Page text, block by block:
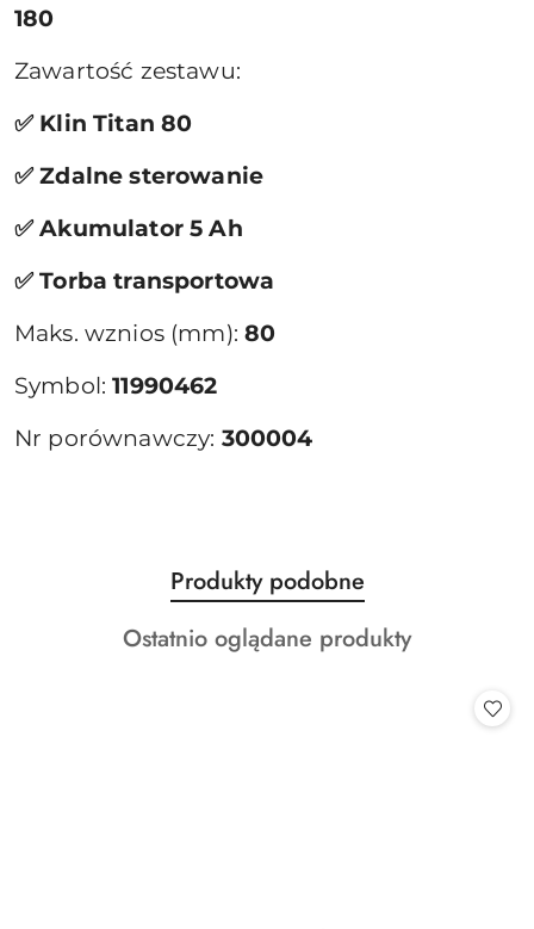
180
Zawartość zestawu:
✅ Klin Titan 80
✅ Zdalne sterowanie
✅ Akumulator 5 Ah
✅ Torba transportowa
Maks. wznios (mm):80
Symbol:11990462
Nr porównawczy: 300004
Pomiń karuzelę produktów
Produkty
o
statusie:
Produkty podobne
Produkty
Ostatnio oglądane produkty